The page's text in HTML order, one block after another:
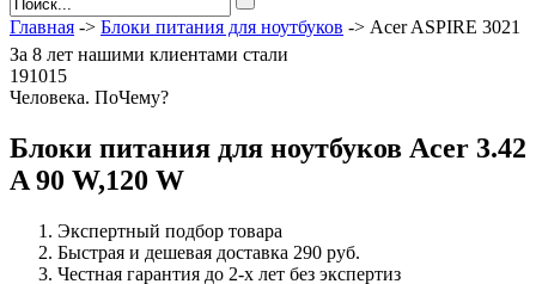
Главная -> Блоки питания для ноутбуков -> Acer ASPIRE 3021
За 8 лет нашими клиентами стали
191015
Человека. ПоЧему?
Блоки питания для ноутбуков Acer 3.42
A 90 W,120 W
Экспертный подбор товара
Быстрая и дешевая доставка 290 руб.
Честная гарантия до 2-х лет без экспертиз